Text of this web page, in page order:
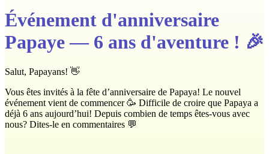
Événement d'anniversaire
Papaye — 6 ans d'aventure ! 🎉
Salut, Papayans! 👋
Vous êtes invités à la fête d’anniversaire de Papaya! Le nouvel
événement vient de commencer 🥳 Difficile de croire que Papaya a
déjà 6 ans aujourd’hui! Depuis combien de temps êtes-vous avec
nous? Dites-le en commentaires 💬